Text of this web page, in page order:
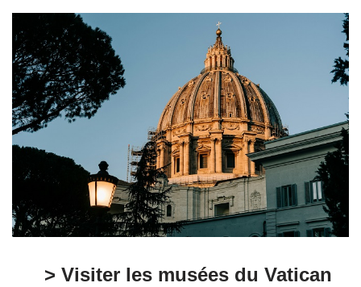
> Visiter les musées du Vatican